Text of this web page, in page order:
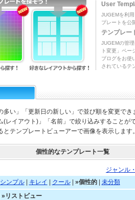
User
JUGEMを利
プレートを公
テンプレー
JUGEMの管
ト変更」ペー
ブログをお使
されているテ
多い」「更新日の新しい」で並び順を変更でき
(レイアウト)」「名前」で絞り込みすることが
とテンプレートビューアーで画像を表示します。
個性的なテンプレート一覧
ジャンル
シンプル| キレイ クール| »個性的| 未分類
»リストビュー